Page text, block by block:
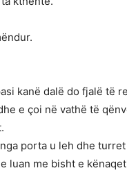
kanë dalë do fjalë të
e çoi në vathë të
porta u leh dhe
luan me bisht e